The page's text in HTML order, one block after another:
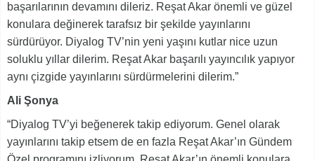
başarılarının devamını dileriz. Reşat Akar önemli ve güzel
konulara değinerek tarafsız bir şekilde yayınlarını
sürdürüyor. Diyalog TV’nin yeni yaşını kutlar nice uzun
soluklu yıllar dilerim. Reşat Akar başarılı yayıncılık yapıyor
aynı çizgide yayınlarını sürdürmelerini dilerim.”
Ali Şonya
“Diyalog TV’yi beğenerek takip ediyorum. Genel olarak
yayınlarını takip etsem de en fazla Reşat Akar’ın Gündem